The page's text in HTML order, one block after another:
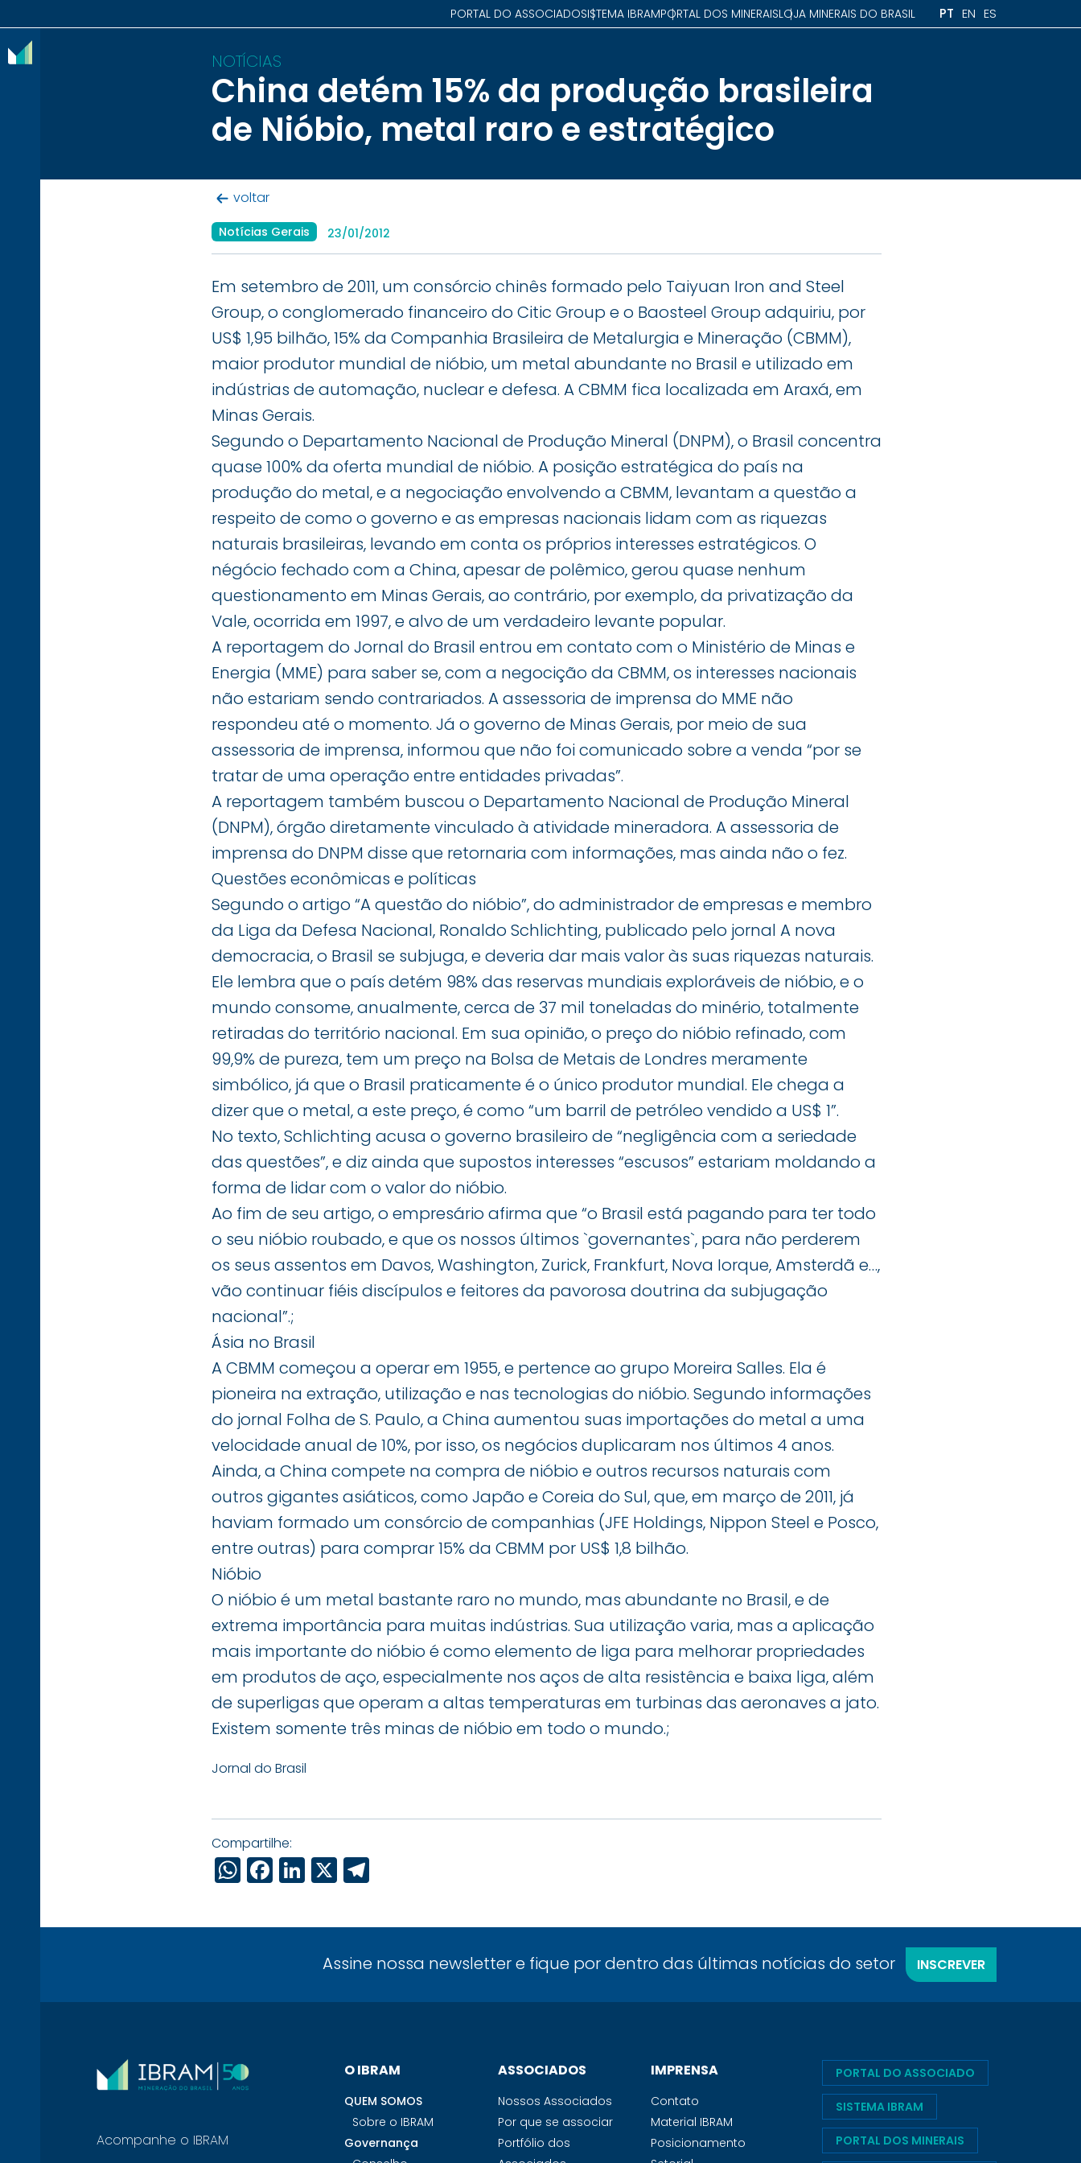
PORTAL DO ASSOCIADOSISTEMA IBRAMPORTAL DOS MINERAISLOJA MINERAIS DO BRASIL PT EN ES
NOTÍCIAS
China detém 15% da produção brasileira
de Nióbio, metal raro e estratégico
voltar
Notícias Gerais 23/01/2012
Em setembro de 2011, um consórcio chinês formado pelo Taiyuan Iron and Steel
Group, o conglomerado financeiro do Citic Group e o Baosteel Group adquiriu, por
US$ 1,95 bilhão, 15% da Companhia Brasileira de Metalurgia e Mineração (CBMM),
maior produtor mundial de nióbio, um metal abundante no Brasil e utilizado em
indústrias de automação, nuclear e defesa. A CBMM fica localizada em Araxá, em
Minas Gerais.
Segundo o Departamento Nacional de Produção Mineral (DNPM), o Brasil concentra
quase 100% da oferta mundial de nióbio. A posição estratégica do país na
produção do metal, e a negociação envolvendo a CBMM, levantam a questão a
respeito de como o governo e as empresas nacionais lidam com as riquezas
naturais brasileiras, levando em conta os próprios interesses estratégicos. O
négócio fechado com a China, apesar de polêmico, gerou quase nenhum
questionamento em Minas Gerais, ao contrário, por exemplo, da privatização da
Vale, ocorrida em 1997, e alvo de um verdadeiro levante popular.
A reportagem do Jornal do Brasil entrou em contato com o Ministério de Minas e
Energia (MME) para saber se, com a negocição da CBMM, os interesses nacionais
não estariam sendo contrariados. A assessoria de imprensa do MME não
respondeu até o momento. Já o governo de Minas Gerais, por meio de sua
assessoria de imprensa, informou que não foi comunicado sobre a venda “por se
tratar de uma operação entre entidades privadas”.
A reportagem também buscou o Departamento Nacional de Produção Mineral
(DNPM), órgão diretamente vinculado à atividade mineradora. A assessoria de
imprensa do DNPM disse que retornaria com informações, mas ainda não o fez.
Questões econômicas e políticas
Segundo o artigo “A questão do nióbio”, do administrador de empresas e membro
da Liga da Defesa Nacional, Ronaldo Schlichting, publicado pelo jornal A nova
democracia, o Brasil se subjuga, e deveria dar mais valor às suas riquezas naturais.
Ele lembra que o país detém 98% das reservas mundiais exploráveis de nióbio, e o
mundo consome, anualmente, cerca de 37 mil toneladas do minério, totalmente
retiradas do território nacional. Em sua opinião, o preço do nióbio refinado, com
99,9% de pureza, tem um preço na Bolsa de Metais de Londres meramente
simbólico, já que o Brasil praticamente é o único produtor mundial. Ele chega a
dizer que o metal, a este preço, é como “um barril de petróleo vendido a US$ 1”.
No texto, Schlichting acusa o governo brasileiro de “negligência com a seriedade
das questões”, e diz ainda que supostos interesses “escusos” estariam moldando a
forma de lidar com o valor do nióbio.
Ao fim de seu artigo, o empresário afirma que “o Brasil está pagando para ter todo
o seu nióbio roubado, e que os nossos últimos `governantes`, para não perderem
os seus assentos em Davos, Washington, Zurick, Frankfurt, Nova Iorque, Amsterdã e…,
vão continuar fiéis discípulos e feitores da pavorosa doutrina da subjugação
nacional”.;
Ásia no Brasil
A CBMM começou a operar em 1955, e pertence ao grupo Moreira Salles. Ela é
pioneira na extração, utilização e nas tecnologias do nióbio. Segundo informações
do jornal Folha de S. Paulo, a China aumentou suas importações do metal a uma
velocidade anual de 10%, por isso, os negócios duplicaram nos últimos 4 anos.
Ainda, a China compete na compra de nióbio e outros recursos naturais com
outros gigantes asiáticos, como Japão e Coreia do Sul, que, em março de 2011, já
haviam formado um consórcio de companhias (JFE Holdings, Nippon Steel e Posco,
entre outras) para comprar 15% da CBMM por US$ 1,8 bilhão.
Nióbio
O nióbio é um metal bastante raro no mundo, mas abundante no Brasil, e de
extrema importância para muitas indústrias. Sua utilização varia, mas a aplicação
mais importante do nióbio é como elemento de liga para melhorar propriedades
em produtos de aço, especialmente nos aços de alta resistência e baixa liga, além
de superligas que operam a altas temperaturas em turbinas das aeronaves a jato.
Existem somente três minas de nióbio em todo o mundo.;
Jornal do Brasil
Compartilhe:
WhatsApp
Facebook
LinkedIn
X Telegram
Assine nossa newsletter e fique por dentro das últimas notícias do setor INSCREVER
Acompanhe o IBRAM
O IBRAM
QUEM SOMOS
Sobre o IBRAM
Governança
ASSOCIADOS
Nossos Associados
Por que se associar
Portfólio dos
IMPRENSA
Contato
Material IBRAM
Posicionamento
PORTAL DO ASSOCIADO
SISTEMA IBRAM
PORTAL DOS MINERAIS